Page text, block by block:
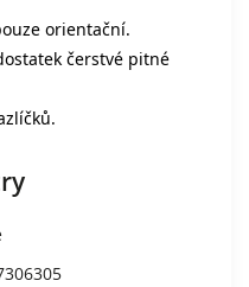
orientační.
čerstvé pitné